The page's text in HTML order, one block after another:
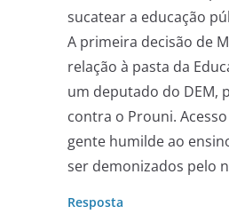
sucatear a educação
A primeira decisão de
relação à pasta da
um deputado do DEM,
contra o Prouni.
gente humilde ao
ser demonizados pelo
Resposta